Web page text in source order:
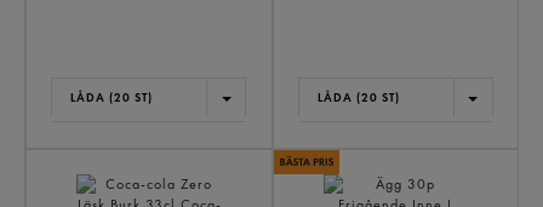
LÅDA (20 ST) LÅDA (20 ST)